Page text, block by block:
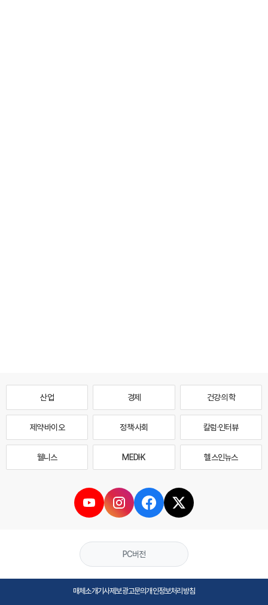
산업 경제 건강·의학
제약·바이오 정책·사회 칼럼·인터뷰
웰니스 MEDI·K 헬스인뉴스
PC버전
매체소개기사제보광고문의개인정보처리방침